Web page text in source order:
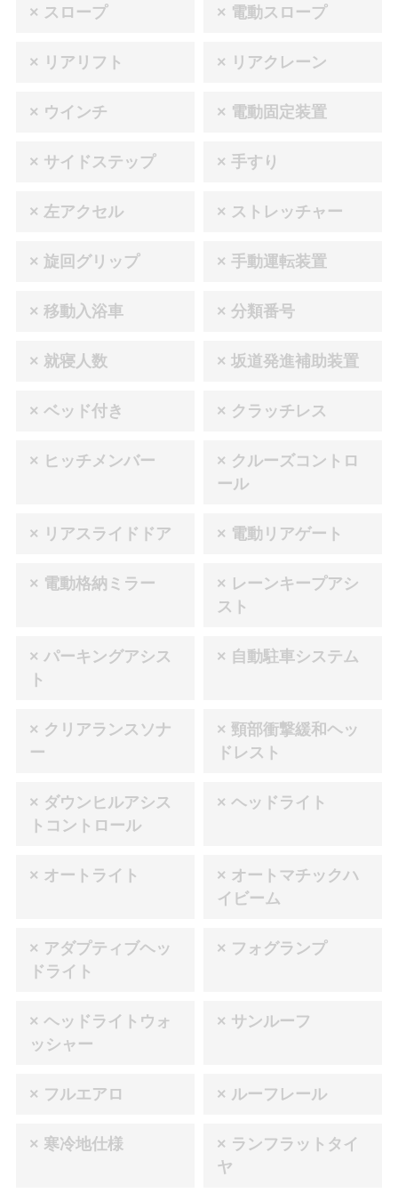
× スロープ × 電動スロープ
× リアリフト × リアクレーン
× ウインチ × 電動固定装置
× サイドステップ × 手すり
× 左アクセル × ストレッチャー
× 旋回グリップ × 手動運転装置
× 移動入浴車 × 分類番号
× 就寝人数 × 坂道発進補助装置
× ベッド付き × クラッチレス
× ヒッチメンバー
× クルーズコントロ
ール
× リアスライドドア × 電動リアゲート
× 電動格納ミラー
× レーンキープアシ
スト
× パーキングアシス
ト
× 自動駐車システム
× クリアランスソナ
ー
× 頸部衝撃緩和ヘッ
ドレスト
× ダウンヒルアシス
トコントロール
× ヘッドライト
× オートライト
× オートマチックハ
イビーム
× アダプティブヘッ
ドライト
× フォグランプ
× ヘッドライトウォ
ッシャー
× サンルーフ
× フルエアロ × ルーフレール
× 寒冷地仕様
× ランフラットタイ
ヤ